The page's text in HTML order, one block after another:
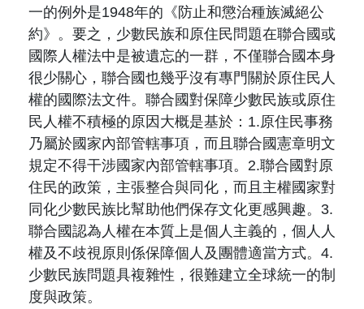
一的例外是1948年的《防止和懲治種族滅絕公
約》。要之，少數民族和原住民問題在聯合國或
國際人權法中是被遺忘的一群，不僅聯合國本身
很少關心，聯合國也幾乎沒有專門關於原住民人
權的國際法文件。聯合國對保障少數民族或原住
民人權不積極的原因大概是基於：1.原住民事務
乃屬於國家內部管轄事項，而且聯合國憲章明文
規定不得干涉國家內部管轄事項。2.聯合國對原
住民的政策，主張整合與同化，而且主權國家對
同化少數民族比幫助他們保存文化更感興趣。3.
聯合國認為人權在本質上是個人主義的，個人人
權及不歧視原則係保障個人及團體適當方式。4.
少數民族問題具複雜性，很難建立全球統一的制
度與政策。